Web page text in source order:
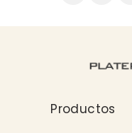
Productos